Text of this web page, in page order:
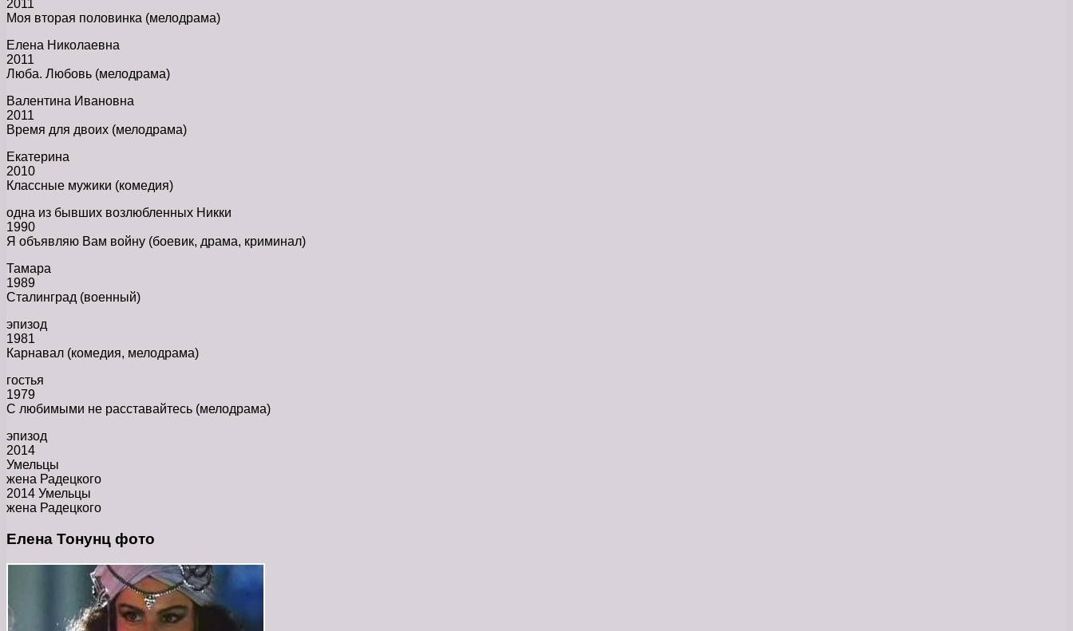
2011
Моя вторая половинка (мелодрама)
Елена Николаевна
2011
Люба. Любовь (мелодрама)
Валентина Ивановна
2011
Время для двоих (мелодрама)
Екатерина
2010
Классные мужики (комедия)
одна из бывших возлюбленных Никки
1990
Я объявляю Вам войну (боевик, драма, криминал)
Тамара
1989
Сталинград (военный)
эпизод
1981
Карнавал (комедия, мелодрама)
гостья
1979
С любимыми не расставайтесь (мелодрама)
эпизод
2014
Умельцы
жена Радецкого
2014 Умельцы
жена Радецкого
Елена Тонунц фото